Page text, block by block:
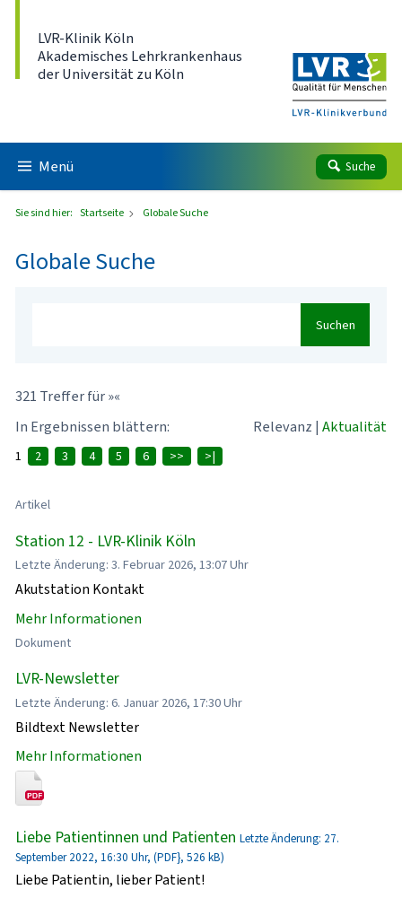
LVR-Klinik Köln
Akademisches Lehrkrankenhaus
der Universität zu Köln
Menü Suche
Sie sind hier: Startseite Globale Suche
Globale Suche
Suchen
321 Treffer für »«
In Ergebnissen blättern:
Relevanz | Aktualität
1 2 3 4 5 6 >> >|
Artikel
Station 12 - LVR-Klinik Köln
Letzte Änderung: 3. Februar 2026, 13:07 Uhr
Akutstation Kontakt
Mehr Informationen
Dokument
LVR-Newsletter
Letzte Änderung: 6. Januar 2026, 17:30 Uhr
Bildtext Newsletter
Mehr Informationen
Liebe Patientinnen und Patienten Letzte Änderung: 27.
September 2022, 16:30 Uhr, (PDF}, 526 kB)
Liebe Patientin, lieber Patient!